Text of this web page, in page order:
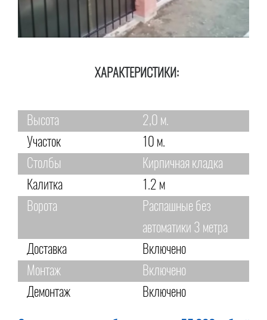
ХАРАКТЕРИСТИКИ:
Высота
2,0 м.
Участок
10 м.
Столбы
Кирпичная кладка
Калитка
1.2 м
Ворота
Распашные без
автоматики 3 метра
Доставка
Включено
Монтаж
Включено
Демонтаж
Включено